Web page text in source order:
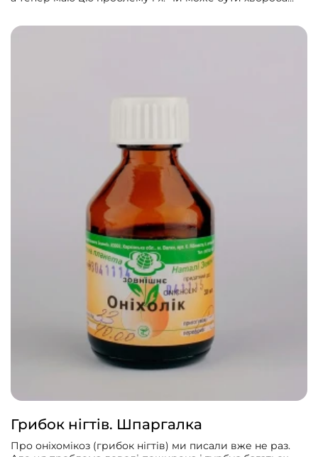
Грибок нігтів. Шпаргалка
Про оніхомікоз (грибок нігтів) ми писали вже не раз.